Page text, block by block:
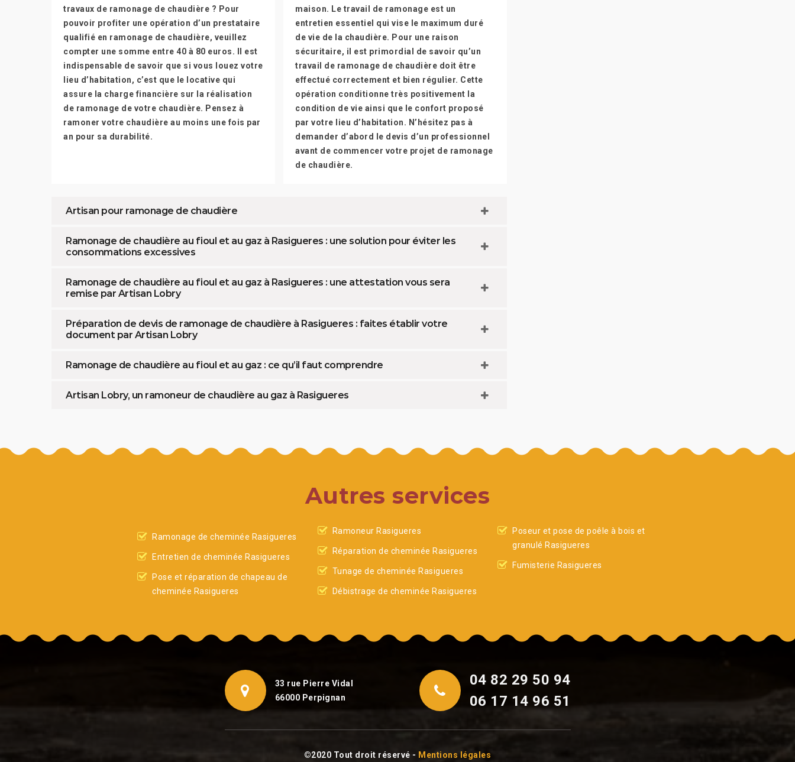
travaux de ramonage de chaudière ? Pour
pouvoir profiter une opération d’un prestataire
qualifié en ramonage de chaudière, veuillez
compter une somme entre 40 à 80 euros. Il est
indispensable de savoir que si vous louez votre
lieu d’habitation, c’est que le locative qui
assure la charge financière sur la réalisation
de ramonage de votre chaudière. Pensez à
ramoner votre chaudière au moins une fois par
an pour sa durabilité.
maison. Le travail de ramonage est un
entretien essentiel qui vise le maximum duré
de vie de la chaudière. Pour une raison
sécuritaire, il est primordial de savoir qu’un
travail de ramonage de chaudière doit être
effectué correctement et bien régulier. Cette
opération conditionne très positivement la
condition de vie ainsi que le confort proposé
par votre lieu d’habitation. N’hésitez pas à
demander d’abord le devis d’un professionnel
avant de commencer votre projet de ramonage
de chaudière.
Artisan pour ramonage de chaudière
Ramonage de chaudière au fioul et au gaz à Rasigueres : une solution pour éviter les
consommations excessives
Ramonage de chaudière au fioul et au gaz à Rasigueres : une attestation vous sera
remise par Artisan Lobry
Préparation de devis de ramonage de chaudière à Rasigueres : faites établir votre
document par Artisan Lobry
Ramonage de chaudière au fioul et au gaz : ce qu’il faut comprendre
Artisan Lobry, un ramoneur de chaudière au gaz à Rasigueres
Autres services
Ramonage de cheminée Rasigueres
Entretien de cheminée Rasigueres
Pose et réparation de chapeau de
cheminée Rasigueres
Ramoneur Rasigueres
Réparation de cheminée Rasigueres
Tunage de cheminée Rasigueres
Débistrage de cheminée Rasigueres
Poseur et pose de poêle à bois et
granulé Rasigueres
Fumisterie Rasigueres
33 rue Pierre Vidal
66000 Perpignan
04 82 29 50 94
06 17 14 96 51
©2020 Tout droit réservé - Mentions légales